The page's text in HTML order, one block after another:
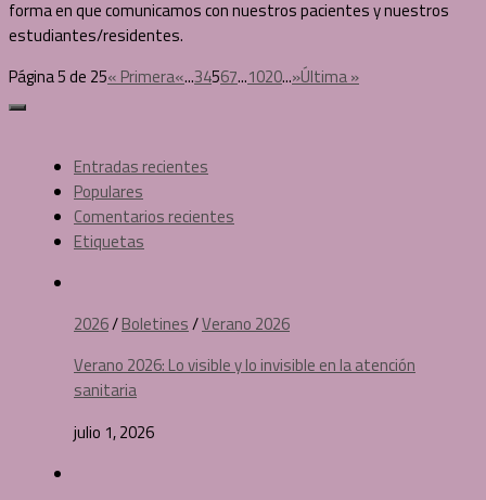
forma en que comunicamos con nuestros pacientes y nuestros
estudiantes/residentes.
Página 5 de 25« Primera«...34567...1020...»Última »
Entradas recientes
Populares
Comentarios recientes
Etiquetas
2026/Boletines/Verano 2026
Verano 2026: Lo visible y lo invisible en la atención
sanitaria
julio 1, 2026